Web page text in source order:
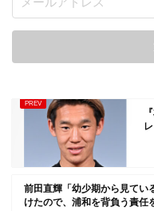
前田直輝「幼少期から見てい
けたので、浦和を背負う責任